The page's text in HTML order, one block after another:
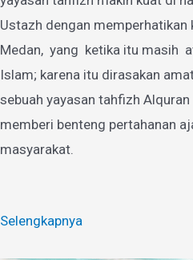
Ustazh dengan
Medan, yang ketika itu masih
Islam; karena itu dirasakan
sebuah yayasan tahfizh
memberi benteng pertahanan
masyarakat.
Selengkapnya